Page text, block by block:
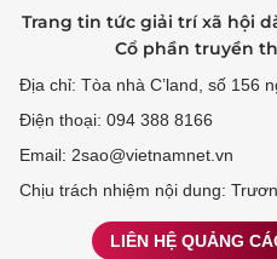
Trang tin tức giải trí xã hội
Cổ phần truyền
Địa chỉ: Tòa nhà C’land, số 156
Điện thoại: 094 388 8166
Email: 2sao@vietnamnet.vn
Chịu trách nhiệm nội dung:
LIÊN HỆ QUẢNG